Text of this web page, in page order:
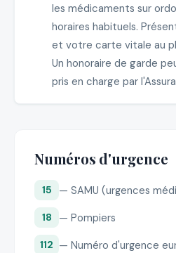
les médicaments sur
horaires habituels.
et votre carte vitale au
Un honoraire de garde
pris en charge par
Numéros d'urgence
15 — SAMU (urgences
18 — Pompiers
112 — Numéro d'urgence